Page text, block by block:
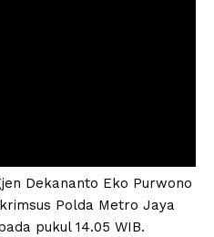
Dekananto Eko Purwono
Polda Metro Jaya
pukul 14.05 WIB.